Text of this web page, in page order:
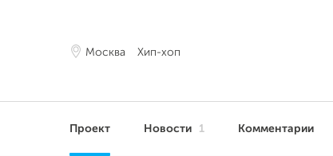
Москва Хип-хоп
Проект Новости 1 Комментарии